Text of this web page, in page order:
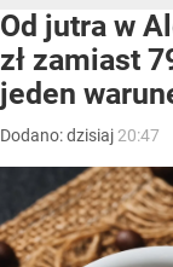
Od jutra w
zł zamiast
jeden
Dodano:dzisiaj 20:47